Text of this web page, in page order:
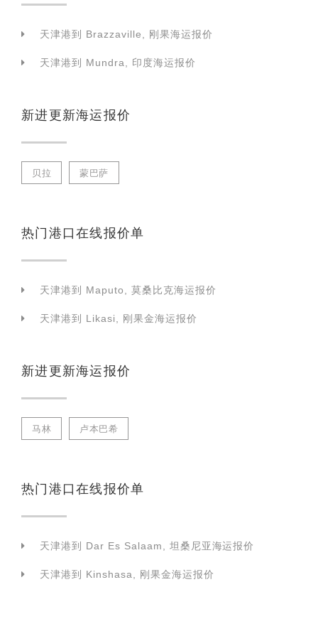
天津港到 Brazzaville, 刚果海运报价
天津港到 Mundra, 印度海运报价
新进更新海运报价
贝拉 蒙巴萨
热门港口在线报价单
天津港到 Maputo, 莫桑比克海运报价
天津港到 Likasi, 刚果金海运报价
新进更新海运报价
马林 卢本巴希
热门港口在线报价单
天津港到 Dar Es Salaam, 坦桑尼亚海运报价
天津港到 Kinshasa, 刚果金海运报价